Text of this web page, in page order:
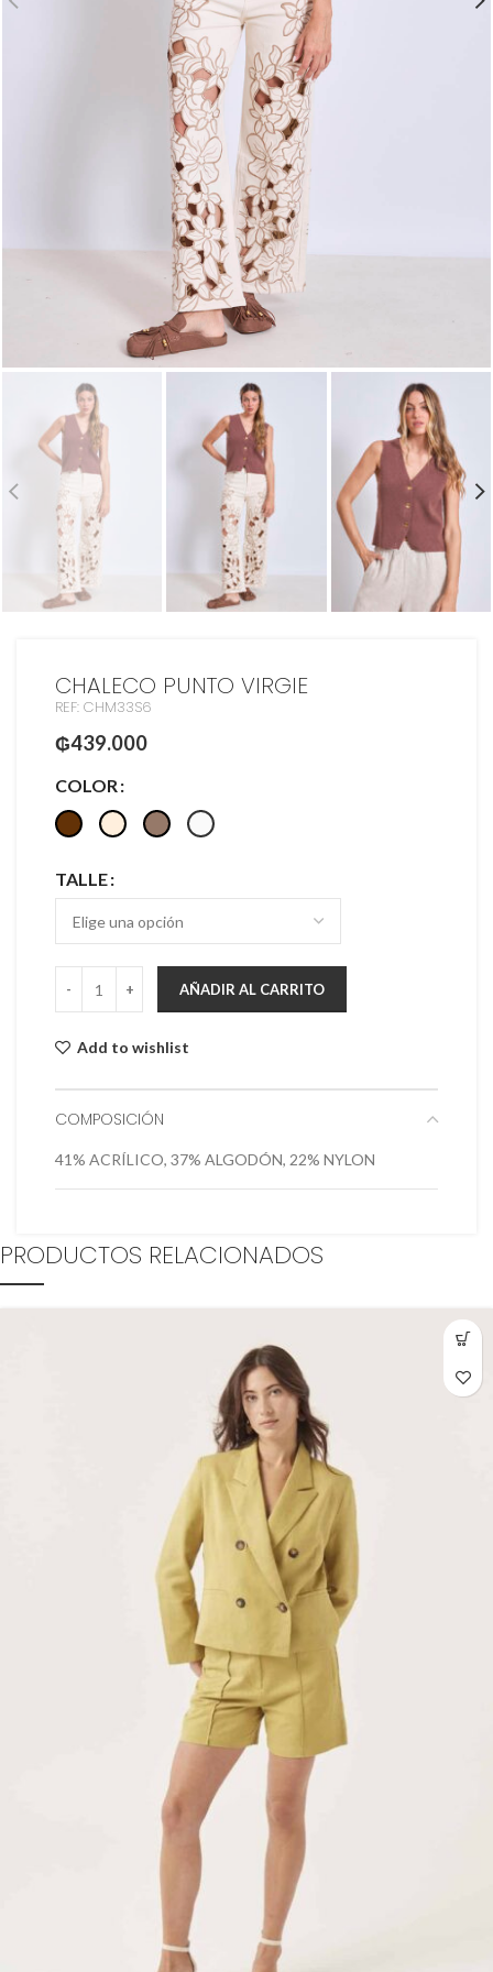
CHALECO PUNTO VIRGIE
REF: CHM33S6
₲439.000
COLOR
TALLE
AÑADIR AL CARRITO
Add to wishlist
COMPOSICIÓN
41% ACRÍLICO, 37% ALGODÓN, 22% NYLON
PRODUCTOS RELACIONADOS